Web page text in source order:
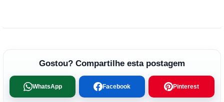
Gostou? Compartilhe esta postagem
WhatsApp Facebook Pinterest